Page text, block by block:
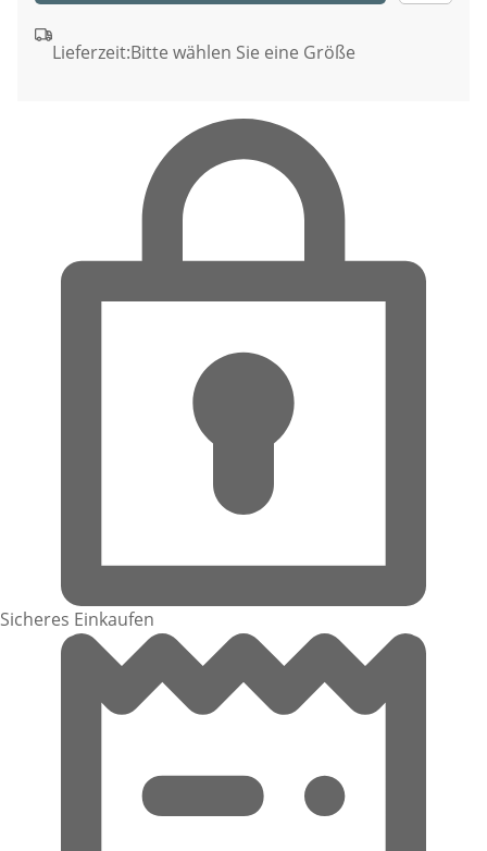
Lieferzeit:Bitte wählen Sie eine Größe
Sicheres Einkaufen